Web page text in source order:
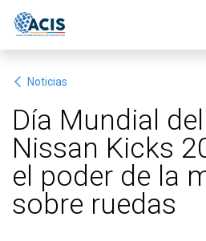
Noticias
Día Mundial
Nissan Kicks
el poder de la
sobre ruedas